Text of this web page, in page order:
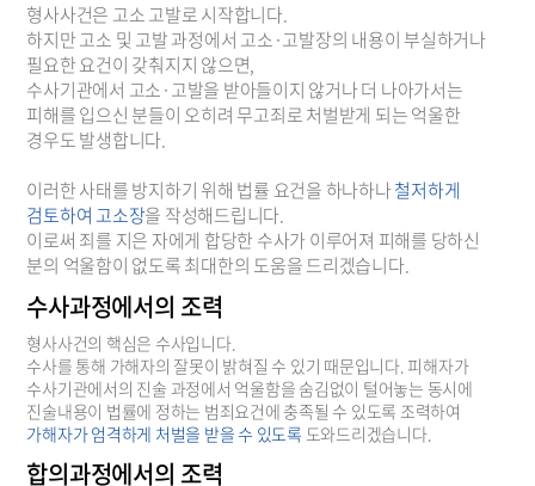
형사사건은 고소 고발로 시작합니다.
하지만 고소 및 고발 과정에서 고소·고발장의 내용이 부실하거나
필요한 요건이 갖춰지지 않으면,
수사기관에서 고소·고발을 받아들이지 않거나 더 나아가서는
피해를 입으신 분들이 오히려 무고죄로 처벌받게 되는 억울한
경우도 발생합니다.
이러한 사태를 방지하기 위해 법률 요건을 하나하나철저하게
검토하여 고소장을 작성해드립니다.
이로써 죄를 지은 자에게 합당한 수사가 이루어져 피해를 당하신
분의 억울함이 없도록 최대한의 도움을 드리겠습니다.
수사과정에서의 조력
형사사건의 핵심은 수사입니다.
수사를 통해 가해자의 잘못이 밝혀질 수 있기 때문입니다. 피해자가
수사기관에서의 진술 과정에서 억울함을 숨김없이 털어놓는 동시에
진술내용이 법률에 정하는 범죄요건에 충족될 수 있도록 조력하여
가해자가 엄격하게 처벌을 받을 수 있도록 도와드리겠습니다.
합의과정에서의 조력